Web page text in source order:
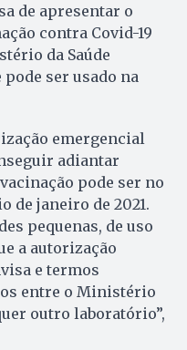
de apresentar o
contra Covid-19
da Saúde
ser usado na
emergencial
adiantar
pode ser no
de janeiro de 2021.
pequenas, de uso
a autorização
e termos
entre o Ministério
outro laboratório”,